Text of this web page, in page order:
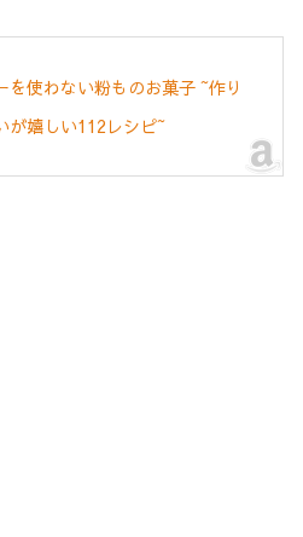
を使わない粉ものお菓子 ~作り
が嬉しい112レシピ~